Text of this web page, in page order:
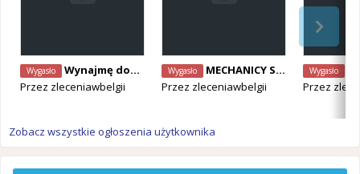
Wygasło
Wynajmę dom / mieszkanie dla pary
Przez zleceniawbelgii
Wygasło
MECHANICY SAMOCHODOWI POSZUKIWANI! różne specjalizacje- od zaraz
Przez zleceniawbelgii
Wygasło
Przez
Zobacz wszystkie ogłoszenia użytkownika